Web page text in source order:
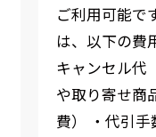
ご利用可能で
は、以下の費
キャンセル代
や取り寄せ商
費） ・代引